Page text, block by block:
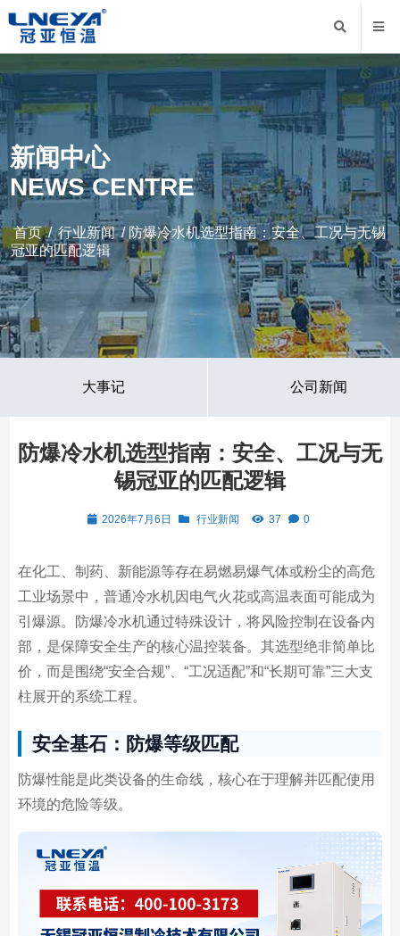
新闻中心
NEWS CENTRE
首页/行业新闻/ 防爆冷水机选型指南：安全、工况与无锡
冠亚的匹配逻辑
大事记 公司新闻
防爆冷水机选型指南：安全、工况与无
锡冠亚的匹配逻辑
2026年7月6日 行业新闻 37 0
在化工、制药、新能源等存在易燃易爆气体或粉尘的高危
工业场景中，普通冷水机因电气火花或高温表面可能成为
引爆源。防爆冷水机通过特殊设计，将风险控制在设备内
部，是保障安全生产的核心温控装备。其选型绝非简单比
价，而是围绕“安全合规”、“工况适配”和“长期可靠”三大支
柱展开的系统工程。
安全基石：防爆等级匹配
防爆性能是此类设备的生命线，核心在于理解并匹配使用
环境的危险等级。